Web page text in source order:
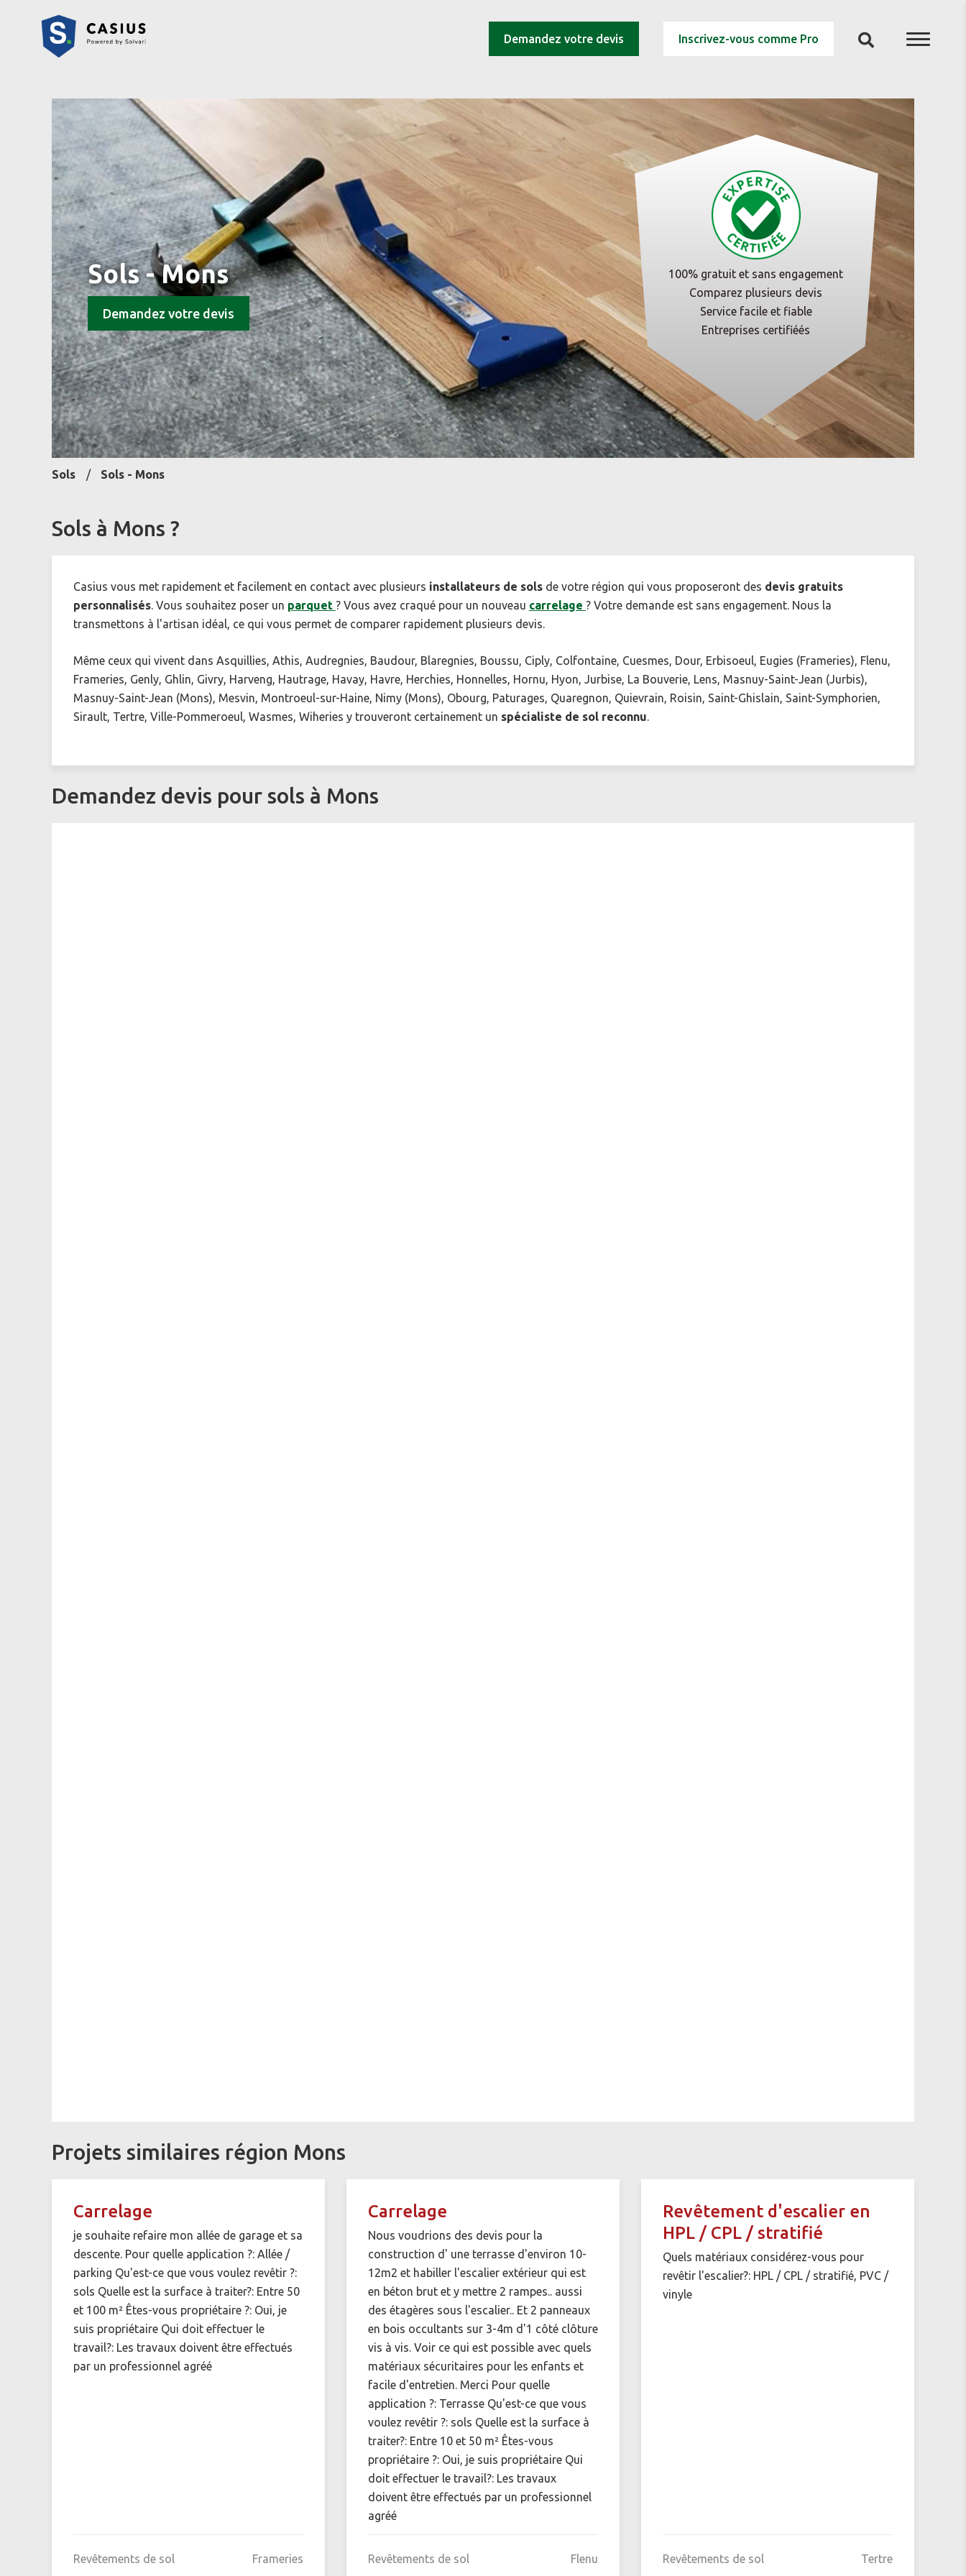
Demandez votre devis Inscrivez-vous comme Pro
Sols - Mons
Demandez votre devis
100% gratuit et sans engagement
Comparez plusieurs devis
Service facile et fiable
Entreprises certifiéés
Sols Sols - Mons
Sols à Mons ?
Casius vous met rapidement et facilement en contact avec plusieurs installateurs de sols de votre région qui vous proposeront des devis gratuits
personnalisés. Vous souhaitez poser un parquet ? Vous avez craqué pour un nouveau carrelage ? Votre demande est sans engagement. Nous la
transmettons à l'artisan idéal, ce qui vous permet de comparer rapidement plusieurs devis.
Même ceux qui vivent dans Asquillies, Athis, Audregnies, Baudour, Blaregnies, Boussu, Ciply, Colfontaine, Cuesmes, Dour, Erbisoeul, Eugies (Frameries), Flenu,
Frameries, Genly, Ghlin, Givry, Harveng, Hautrage, Havay, Havre, Herchies, Honnelles, Hornu, Hyon, Jurbise, La Bouverie, Lens, Masnuy-Saint-Jean (Jurbis),
Masnuy-Saint-Jean (Mons), Mesvin, Montroeul-sur-Haine, Nimy (Mons), Obourg, Paturages, Quaregnon, Quievrain, Roisin, Saint-Ghislain, Saint-Symphorien,
Sirault, Tertre, Ville-Pommeroeul, Wasmes, Wiheries y trouveront certainement un spécialiste de sol reconnu.
Demandez devis pour sols à Mons
Projets similaires région Mons
Carrelage
je souhaite refaire mon allée de garage et sa
descente. Pour quelle application ?: Allée /
parking Qu'est-ce que vous voulez revêtir ?:
sols Quelle est la surface à traiter?: Entre 50
et 100 m² Êtes-vous propriétaire ?: Oui, je
suis propriétaire Qui doit effectuer le
travail?: Les travaux doivent être effectués
par un professionnel agréé
Revêtements de sol Frameries
Carrelage
Nous voudrions des devis pour la
construction d' une terrasse d'environ 10-
12m2 et habiller l'escalier extérieur qui est
en béton brut et y mettre 2 rampes.. aussi
des étagères sous l'escalier.. Et 2 panneaux
en bois occultants sur 3-4m d'1 côté clôture
vis à vis. Voir ce qui est possible avec quels
matériaux sécuritaires pour les enfants et
facile d'entretien. Merci Pour quelle
application ?: Terrasse Qu'est-ce que vous
voulez revêtir ?: sols Quelle est la surface à
traiter?: Entre 10 et 50 m² Êtes-vous
propriétaire ?: Oui, je suis propriétaire Qui
doit effectuer le travail?: Les travaux
doivent être effectués par un professionnel
agréé
Revêtements de sol Flenu
Revêtement d'escalier en
HPL / CPL / stratifié
Quels matériaux considérez-vous pour
revêtir l'escalier?: HPL / CPL / stratifié, PVC /
vinyle
Revêtements de sol Tertre